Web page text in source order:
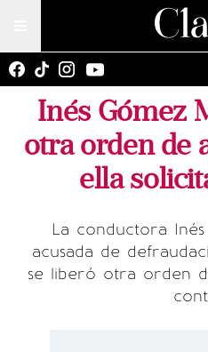
Inés Gómez
otra orden de
ella
La conductora
acusada de
se liberó otra orden